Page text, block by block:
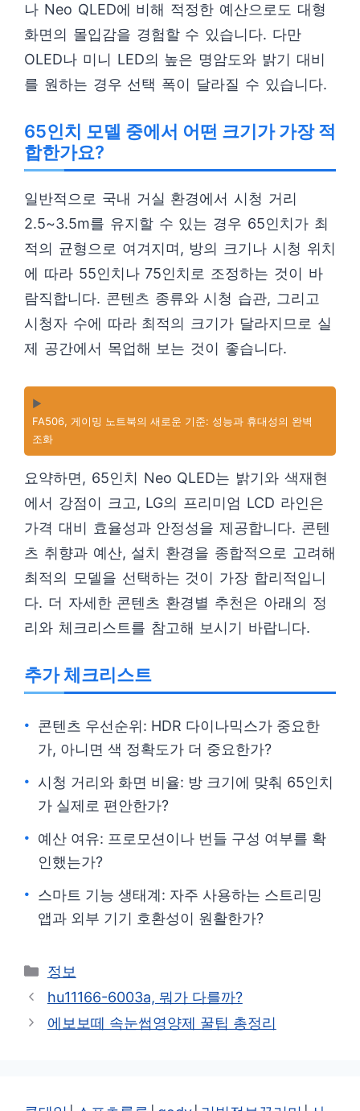
나 Neo QLED에 비해 적정한 예산으로도 대형
화면의 몰입감을 경험할 수 있습니다. 다만
OLED나 미니 LED의 높은 명암도와 밝기 대비
를 원하는 경우 선택 폭이 달라질 수 있습니다.
65인치 모델 중에서 어떤 크기가 가장 적
합한가요?
일반적으로 국내 거실 환경에서 시청 거리
2.5~3.5m를 유지할 수 있는 경우 65인치가 최
적의 균형으로 여겨지며, 방의 크기나 시청 위치
에 따라 55인치나 75인치로 조정하는 것이 바
람직합니다. 콘텐츠 종류와 시청 습관, 그리고
시청자 수에 따라 최적의 크기가 달라지므로 실
제 공간에서 목업해 보는 것이 좋습니다.
▶️
FA506, 게이밍 노트북의 새로운 기준: 성능과 휴대성의 완벽
조화
요약하면, 65인치 Neo QLED는 밝기와 색재현
에서 강점이 크고, LG의 프리미엄 LCD 라인은
가격 대비 효율성과 안정성을 제공합니다. 콘텐
츠 취향과 예산, 설치 환경을 종합적으로 고려해
최적의 모델을 선택하는 것이 가장 합리적입니
다. 더 자세한 콘텐츠 환경별 추천은 아래의 정
리와 체크리스트를 참고해 보시기 바랍니다.
추가 체크리스트
콘텐츠 우선순위: HDR 다이나믹스가 중요한
가, 아니면 색 정확도가 더 중요한가?
시청 거리와 화면 비율: 방 크기에 맞춰 65인치
가 실제로 편안한가?
예산 여유: 프로모션이나 번들 구성 여부를 확
인했는가?
스마트 기능 생태계: 자주 사용하는 스트리밍
앱과 외부 기기 호환성이 원활한가?
카
테
리
정보
hu11166-6003a, 뭐가 다를까?
에보보떼 속눈썹영양제 꿀팁 총정리